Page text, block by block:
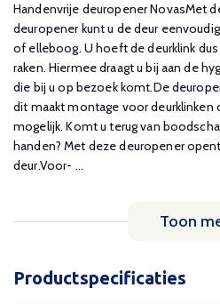
Handenvrije deuropener NovasMet
deuropener kunt u de deur
of elleboog. U hoeft de deurklink
raken. Hiermee draagt u bij aan de
die bij u op bezoek komt.De
dit maakt montage voor deurklinken
mogelijk. Komt u terug van
handen? Met deze deuropener
deur.Voor- ...
Toon
Productspecificaties